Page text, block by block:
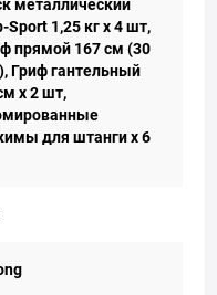
металлический
Sport 1,25 кг х 4 шт,
прямой 167 см (30
Гриф гантельный
х 2 шт,
для штанги х 6